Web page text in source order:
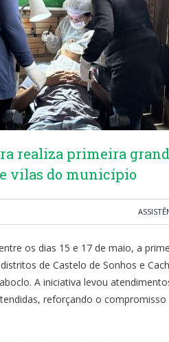
realiza primeira
vilas do município
os dias 15 e 17 de maio, a
de Castelo de Sonhos e
A iniciativa levou
reforçando o